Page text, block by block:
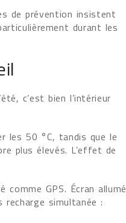
de prévention insistent
durant les
c’est bien l’intérieur
les 50 °C, tandis que le
plus élevés. L’effet de
GPS. Écran allumé
simultanée :